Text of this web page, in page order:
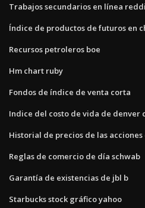
Trabajos secundarios en línea
Índice de productos de futuros en
Recursos petroleros boe
Hm chart ruby
Fondos de índice de venta corta
Indice del costo de vida de denver
Historial de precios de las acciones
Reglas de comercio de día schwab
Garantía de existencias de jbl b
Starbucks stock gráfico yahoo